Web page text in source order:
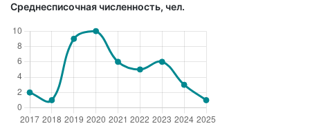
Среднесписочная численность, чел.